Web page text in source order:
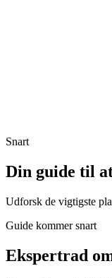
Snart
Din guide til
Udforsk de vigtigste
Guide kommer snart
Ekspertrad